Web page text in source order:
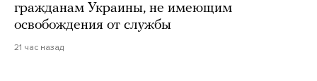
гражданам Украины, не имеющим
освобождения от службы
21 час назад